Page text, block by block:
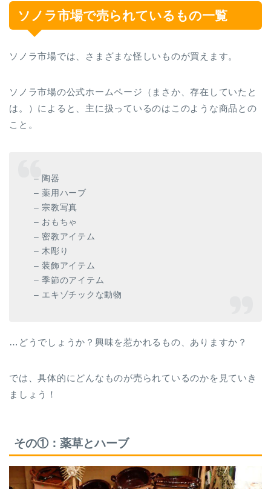
ソノラ市場で売られているもの一覧
ソノラ市場では、さまざまな怪しいものが買えます。
ソノラ市場の公式ホームページ（まさか、存在していたと
は。）によると、主に扱っているのはこのような商品との
こと。
– 陶器
– 薬用ハーブ
– 宗教写真
– おもちゃ
– 密教アイテム
– 木彫り
– 装飾アイテム
– 季節のアイテム
– エキゾチックな動物
…どうでしょうか？興味を惹かれるもの、ありますか？
では、具体的にどんなものが売られているのかを見ていき
ましょう！
その①：薬草とハーブ